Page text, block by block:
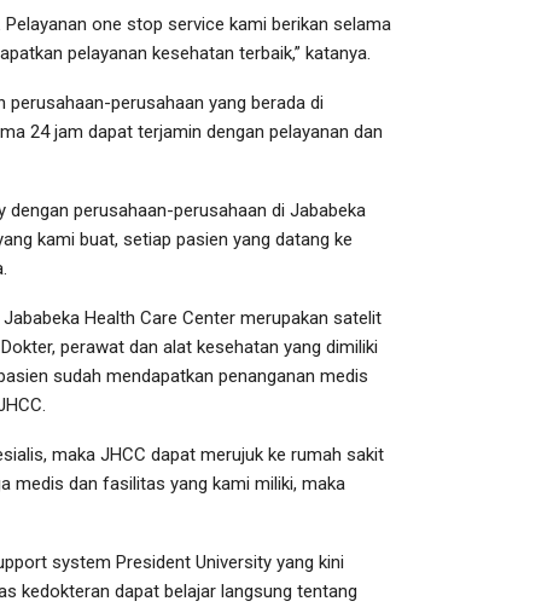
one stop service kami berikan selama
pelayanan kesehatan terbaik,” katanya.
perusahaan-perusahaan yang berada di
24 jam dapat terjamin dengan pelayanan dan
dengan perusahaan-perusahaan di Jababeka
kami buat, setiap pasien yang datang ke
Health Care Center merupakan satelit
perawat dan alat kesehatan yang dimiliki
sudah mendapatkan penanganan medis
maka JHCC dapat merujuk ke rumah sakit
medis dan fasilitas yang kami miliki, maka
system President University yang kini
kedokteran dapat belajar langsung tentang